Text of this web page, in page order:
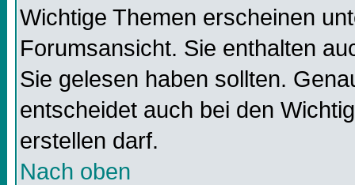
Wichtige Themen erscheinen
Forumsansicht. Sie enthalten
Sie gelesen haben sollten.
entscheidet auch bei den
erstellen darf.
Nach oben